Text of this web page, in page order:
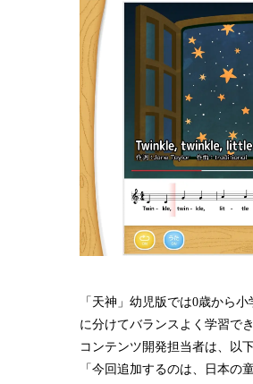
「天神」幼児版では0歳から
に分けてバランスよく学習で
コンテンツ開発担当者は、以
「今回追加するのは、日本の